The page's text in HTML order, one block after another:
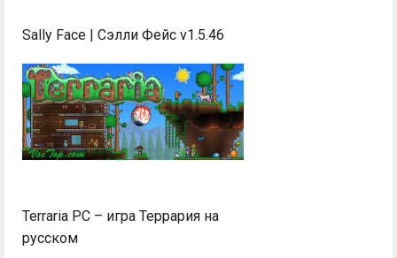
Sally Face | Сэлли Фейс v1.5.46
Terraria PC – игра Террария на
русском